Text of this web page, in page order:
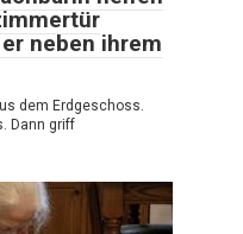
neben ihrem
dem Erdgeschoss.
Dann griff